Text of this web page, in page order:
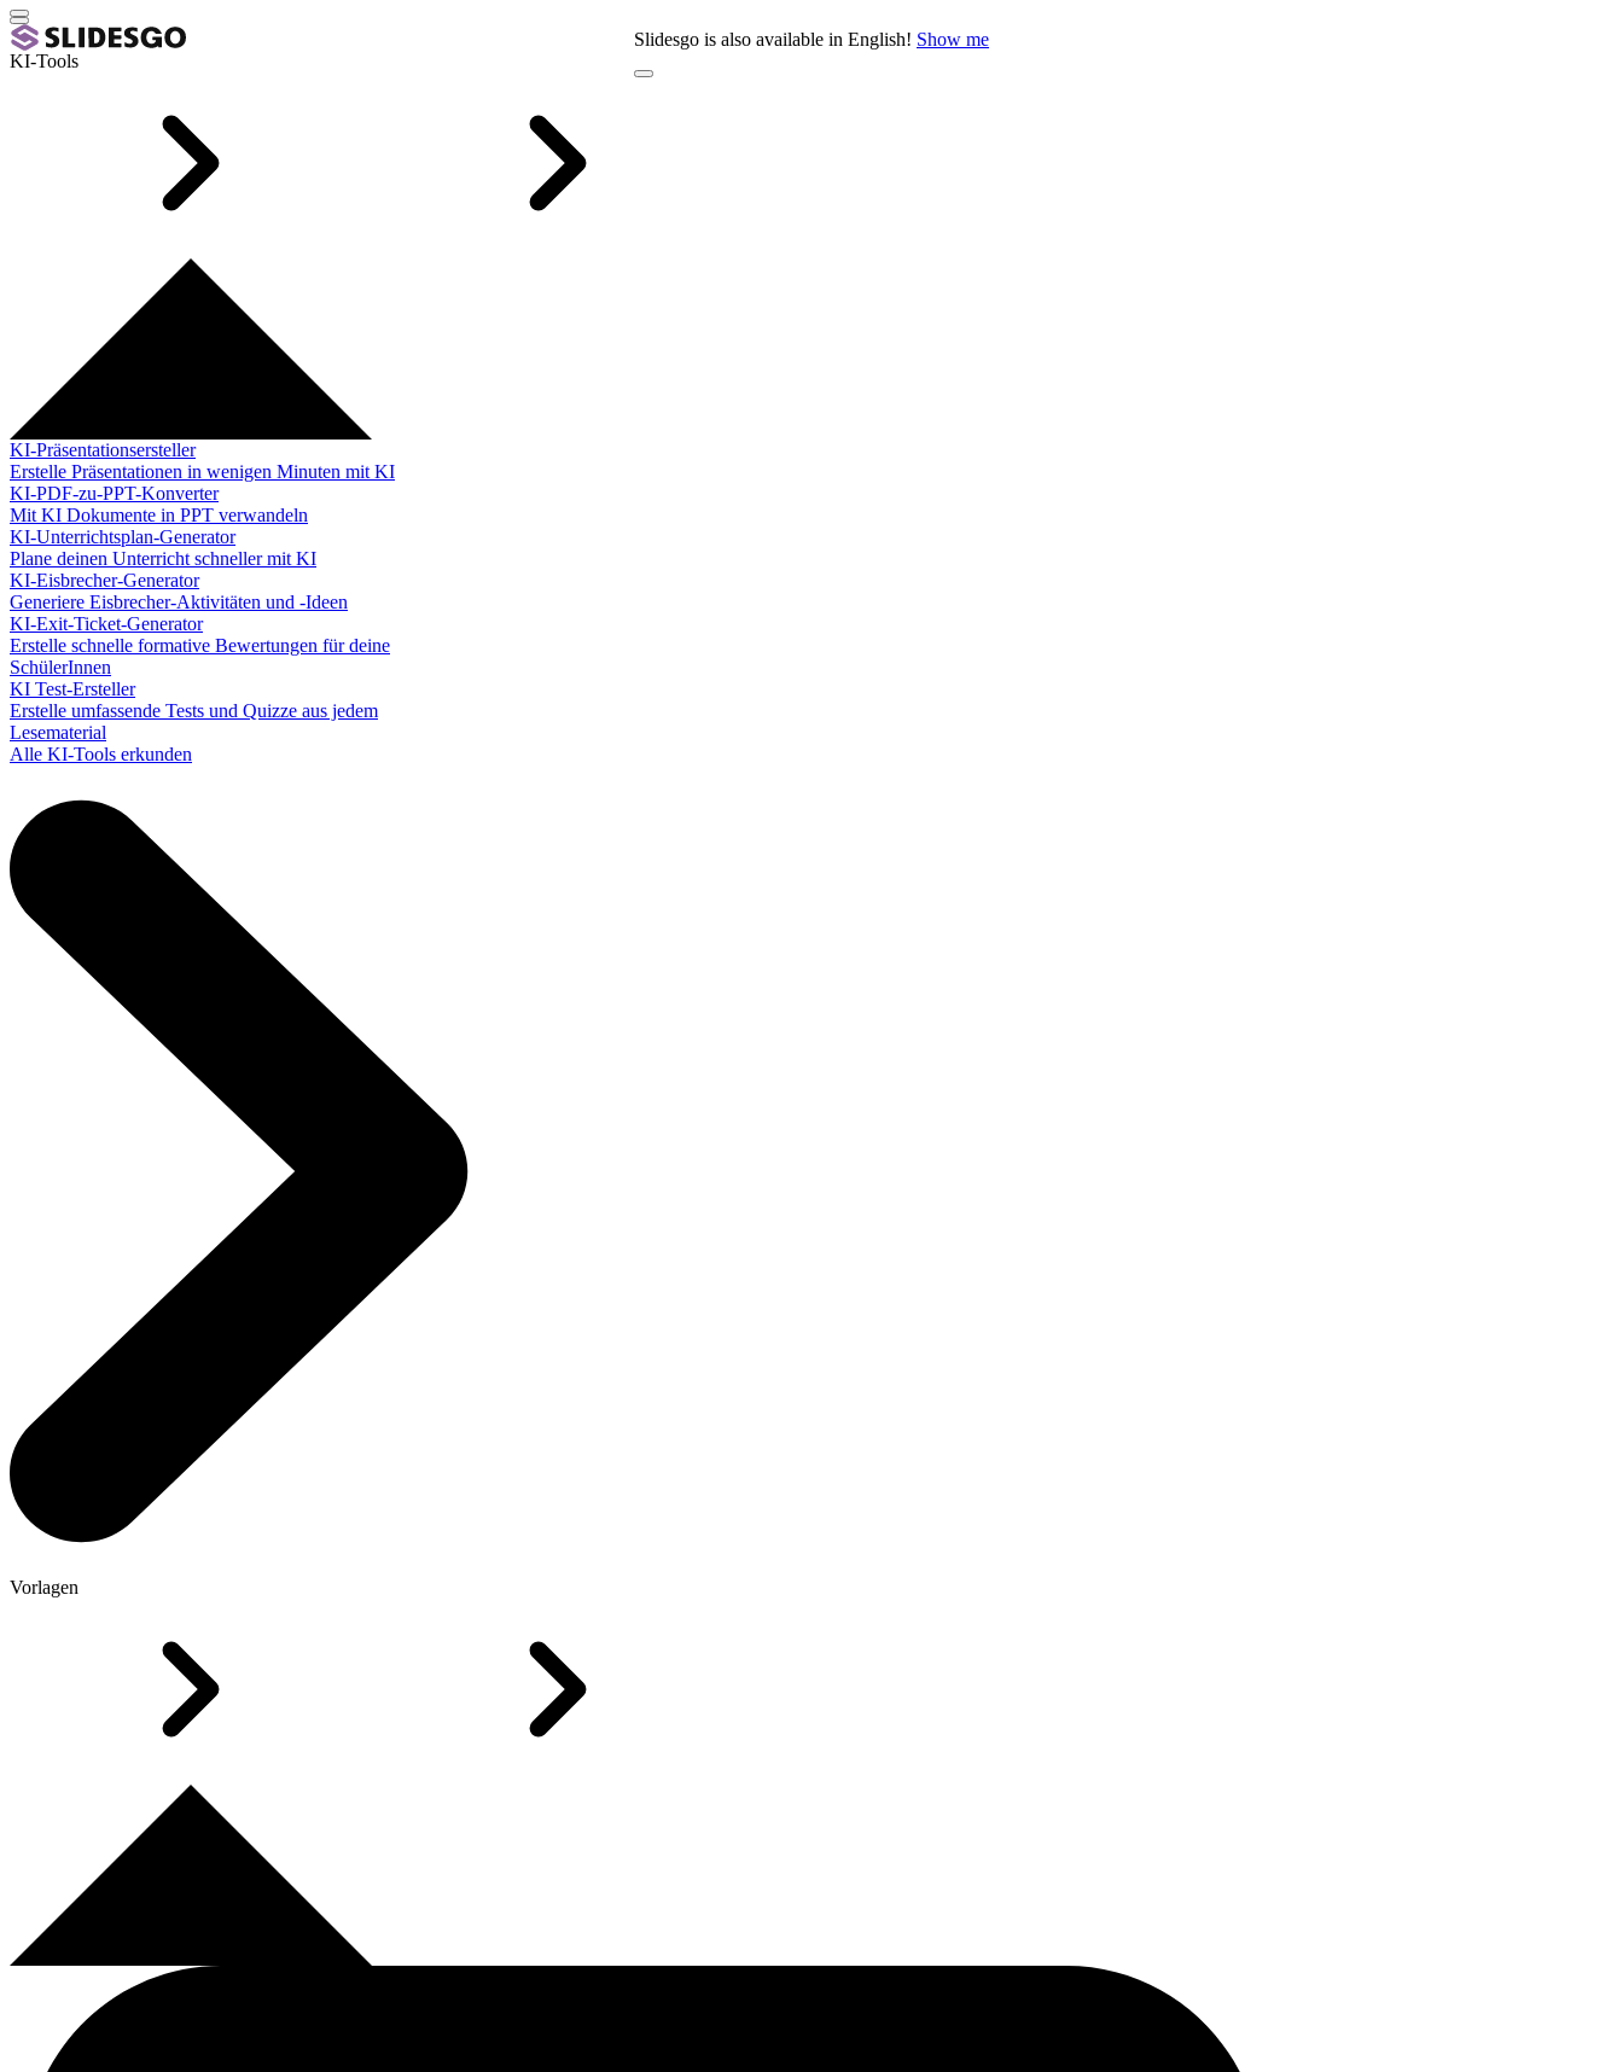
Slidesgo is also available in English! Show me
KI-Tools
KI-Präsentationsersteller
Erstelle Präsentationen in wenigen Minuten mit KI
KI-PDF-zu-PPT-Konverter
Mit KI Dokumente in PPT verwandeln
KI-Unterrichtsplan-Generator
Plane deinen Unterricht schneller mit KI
KI-Eisbrecher-Generator
Generiere Eisbrecher-Aktivitäten und -Ideen
KI-Exit-Ticket-Generator
Erstelle schnelle formative Bewertungen für deine
SchülerInnen
KI Test-Ersteller
Erstelle umfassende Tests und Quizze aus jedem
Lesematerial
Alle KI-Tools erkunden
Vorlagen